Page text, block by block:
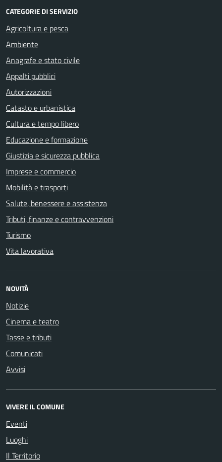
CATEGORIE DI SERVIZIO
Agricoltura e pesca
Ambiente
Anagrafe e stato civile
Appalti pubblici
Autorizzazioni
Catasto e urbanistica
Cultura e tempo libero
Educazione e formazione
Giustizia e sicurezza pubblica
Imprese e commercio
Mobilità e trasporti
Salute, benessere e assistenza
Tributi, finanze e contravvenzioni
Turismo
Vita lavorativa
NOVITÀ
Notizie
Cinema e teatro
Tasse e tributi
Comunicati
Avvisi
VIVERE IL COMUNE
Eventi
Luoghi
Il Territorio